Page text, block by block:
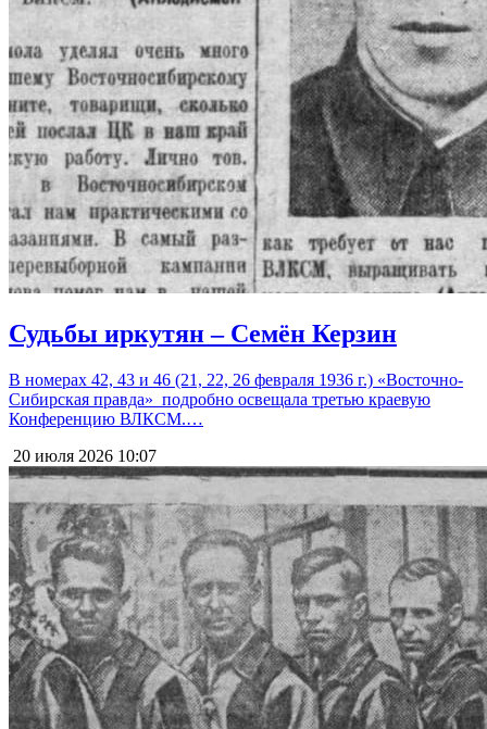
Судьбы иркутян – Семён Керзин
В номерах 42, 43 и 46 (21, 22, 26 февраля 1936 г.) «Восточно-
Сибирская правда» подробно освещала третью краевую
Конференцию ВЛКСМ.…
20 июля 2026 10:07